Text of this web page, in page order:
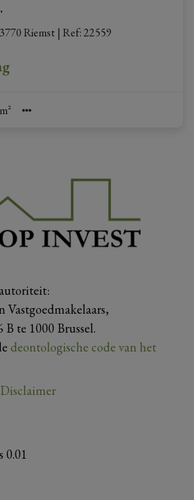
Riemst | Ref: 22559
Vastgoedmakelaars,
te 1000 Brussel.
deontologische code van het
Disclaimer
0.01